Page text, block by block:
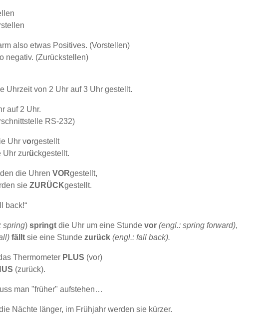
also etwas Positives. (Vorstellen)
negativ. (Zurückstellen)
Uhrzeit von 2 Uhr auf 3 Uhr gestellt.
auf 2 Uhr.
RS-232)
Uhr vorgestellt
Uhr zurückgestellt.
die Uhren VORgestellt,
sie ZURÜCKgestellt.
back!“
spring)springt die Uhr um eine Stunde vor (engl.: spring forward),
fällt sie eine Stunde zurück (engl.: fall back).
Thermometer PLUS (vor)
(zurück).
man "früher" aufstehen…
Nächte länger, im Frühjahr werden sie kürzer.